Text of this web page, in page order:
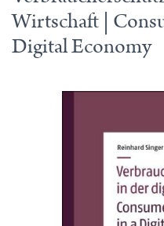
Wirtschaft |
Digital Economy